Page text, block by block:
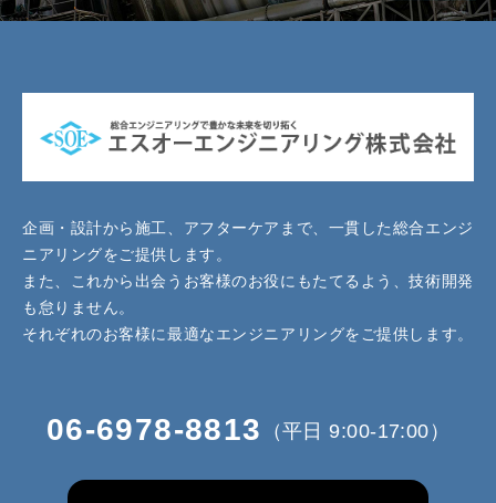
企画・設計から施工、アフターケアまで、一貫した総合エンジ
ニアリングをご提供します。
また、これから出会うお客様のお役にもたてるよう、技術開発
も怠りません。
それぞれのお客様に最適なエンジニアリングをご提供します。
06-6978-8813 （平日 9:00-17:00）